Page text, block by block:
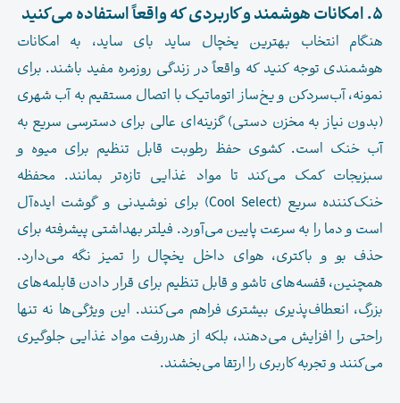
۵. امکانات هوشمند و کاربردی که واقعاً استفاده می‌کنید
هنگام انتخاب بهترین یخچال ساید بای ساید، به امکانات
هوشمندی توجه کنید که واقعاً در زندگی روزمره مفید باشند. برای
نمونه، آب‌سردکن و یخ‌ساز اتوماتیک با اتصال مستقیم به آب شهری
(بدون نیاز به مخزن دستی) گزینه‌ای عالی برای دسترسی سریع به
آب خنک است. کشوی حفظ رطوبت قابل تنظیم برای میوه و
سبزیجات کمک می‌کند تا مواد غذایی تازه‌تر بمانند. محفظه
خنک‌کننده سریع (Cool Select) برای نوشیدنی و گوشت ایده‌آل
است و دما را به سرعت پایین می‌آورد. فیلتر بهداشتی پیشرفته برای
حذف بو و باکتری، هوای داخل یخچال را تمیز نگه می‌دارد.
همچنین، قفسه‌های تاشو و قابل تنظیم برای قرار دادن قابلمه‌های
بزرگ، انعطاف‌پذیری بیشتری فراهم می‌کنند. این ویژگی‌ها نه تنها
راحتی را افزایش می‌دهند، بلکه از هدررفت مواد غذایی جلوگیری
می‌کنند و تجربه کاربری را ارتقا می‌بخشند.